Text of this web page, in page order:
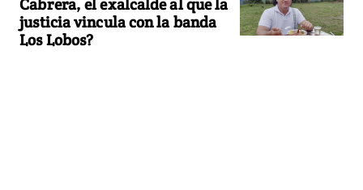
justicia vincula con la banda
Los Lobos?